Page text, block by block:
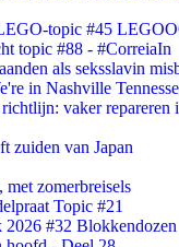
topic #45
topic #88 - #CorreiaIn
als seksslavin
in Nashville
vaker repareren
zuiden van Japan
zomerbreisels
Topic #21
#32 Blokkendozen